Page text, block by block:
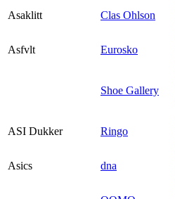
Asaklitt
Clas Ohlson
Asfvlt Eurosko
Shoe Gallery
ASI Dukker Ringo
Asics
dna